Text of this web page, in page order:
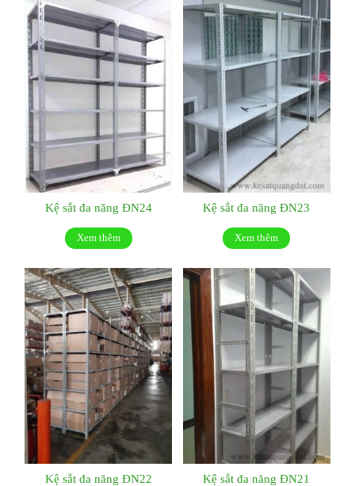
Kệ sắt đa năng ĐN24
Xem thêm
Kệ sắt đa năng ĐN23
Xem thêm
Kệ sắt đa năng ĐN22 Kệ sắt đa năng ĐN21